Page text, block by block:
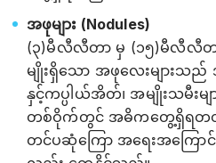
အဖုများ (Nodules)
(၃)မီလီလီတာ မှ (၁၅)မီလီလီ
မျိုးရှိသော အဖုလေးများသည်
နှင့်ကပ္ပါယ်အိတ်၊ အမျိုးသမီး
တစ်ဝိုက်တွင် အဓိကတွေ့ရှိရတတ်
တင်ပဆုံကြော အရေးအကြောင်းမ